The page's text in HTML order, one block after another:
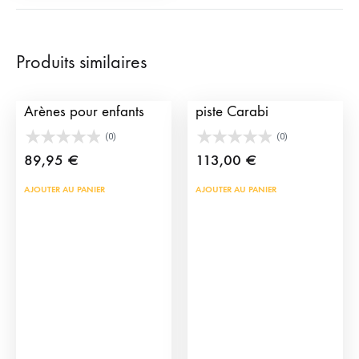
Produits similaires
Arènes pour enfants
(0)
89,95 €
AJOUTER AU PANIER
piste Carabi
(0)
113,00 €
AJOUTER AU PANIER